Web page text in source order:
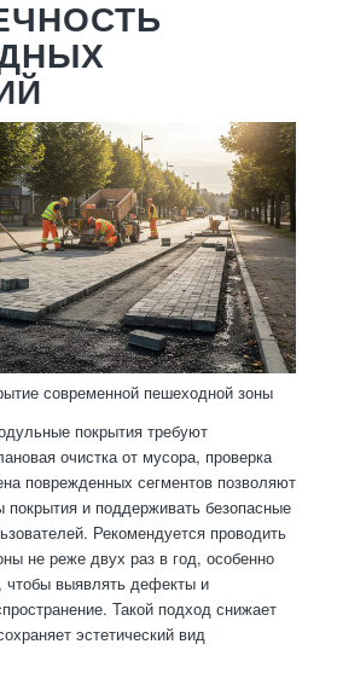
современной пешеходной зоны
покрытия требуют
очистка от мусора, проверка
поврежденных сегментов позволяют
покрытия и поддерживать безопасные
Рекомендуется проводить
не реже двух раз в год, особенно
чтобы выявлять дефекты и
Такой подход снижает
эстетический вид